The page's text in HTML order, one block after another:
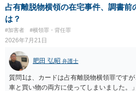
ないでしょうか。
占有離脱物横領の在宅事件、調書前
は？
#加害者 #横領罪・背任罪
2026年7月21日
肥田 弘昭 弁護士
質問1は、カードは占有離脱物横領罪です
車と買い物の両方に使ってしまいました。